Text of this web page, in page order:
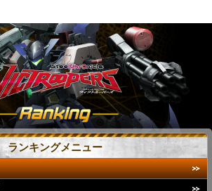
ランキングメニュー